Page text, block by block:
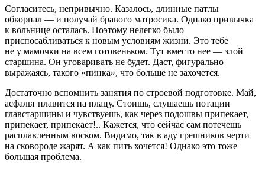
Согласитесь, непривычно. Казалось, длинные патлы
обкорнал — и получай бравого матросика. Однако привычка
к вольнице осталась. Поэтому нелегко было
приспосабливаться к новым условиям жизни. Это тебе
не у мамочки на всем готовеньком. Тут вместо нее — злой
старшина. Он уговаривать не будет. Даст, фигурально
выражаясь, такого «пинка», что больше не захочется.
Достаточно вспомнить занятия по строевой подготовке. Май,
асфальт плавится на плацу. Стоишь, слушаешь нотации
главстаршины и чувствуешь, как через подошвы припекает,
припекает, припекает!.. Кажется, что сейчас сам потечешь
расплавленным воском. Видимо, так в аду грешников черти
на сковороде жарят. А как пить хочется! Однако это тоже
большая проблема.